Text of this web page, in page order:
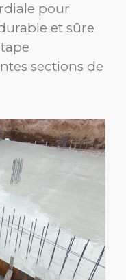
pour
et sûre
sections de